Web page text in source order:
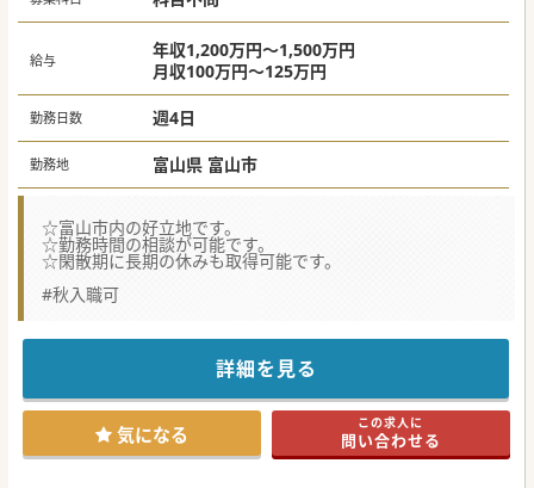
給与
年収1,200万円～1,500万円
月収100万円～125万円
勤務日数 週4日
勤務地 富山県 富山市
☆富山市内の好立地です。
☆勤務時間の相談が可能です。
☆閑散期に長期の休みも取得可能です。
#秋入職可
詳細を見る
気になる この求人に
問い合わせる